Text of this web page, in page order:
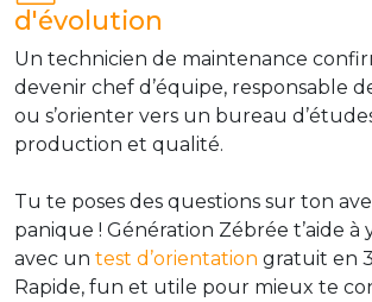
d'évolution
Un technicien de maintenance
devenir chef d’équipe, responsable
ou s’orienter vers un bureau
production et qualité.
Tu te poses des questions sur ton
panique ! Génération Zébrée t’aide à
avec un test d’orientation gratuit en
Rapide, fun et utile pour mieux te